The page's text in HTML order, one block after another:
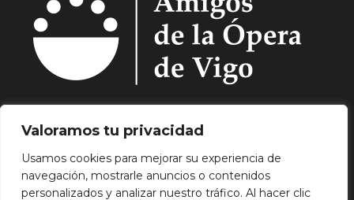
Valoramos tu privacidad
Usamos cookies para mejorar su experiencia de
navegación, mostrarle anuncios o contenidos
personalizados y analizar nuestro tráfico. Al hacer clic
Quiénes Somos. Asóciate.
Programación.
Hemeroteca.
Noticias.
Contacto.
Aviso Legal.
Política de Privacidad. Política de